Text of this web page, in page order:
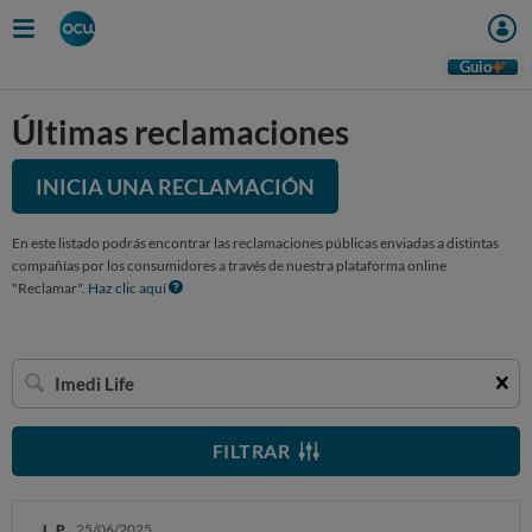
Guio
Últimas reclamaciones
INICIA UNA RECLAMACIÓN
En este listado podrás encontrar las reclamaciones públicas enviadas a distintas
compañías por los consumidores a través de nuestra plataforma online
"Reclamar". Haz clic aquí
Buscar
una
empresa
FILTRAR